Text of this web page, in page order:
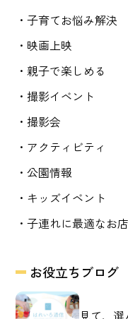
・子育てお悩み解決
・映画上映
・親子で楽しめる
・撮影イベント
・撮影会
・アクティビティ
・公園情報
・キッズイベント
・子連れに最適なお店
お役立ちブログ
見て、選